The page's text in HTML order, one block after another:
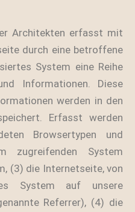
Architekten erfasst mit
durch eine betroffene
System eine Reihe
Informationen. Diese
werden in den
Erfasst werden
Browsertypen und
zugreifenden System
(3) die Internetseite, von
System auf unsere
Referrer), (4) die